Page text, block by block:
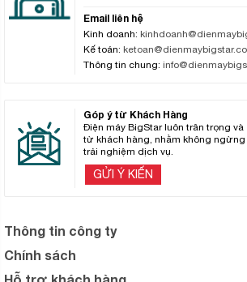
Email liên hệ
Kinh doanh:
Kế toán:
Thông tin chung:
Góp ý từ Khách Hàng
Điện máy BigStar luôn trân trọng và
từ khách hàng, nhằm không
trải nghiệm dịch vụ.
GỬI Ý KIẾN
Thông tin công ty
Chính sách